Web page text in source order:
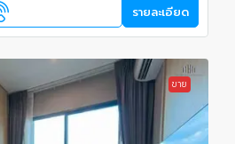
รายละเอียด
ขาย